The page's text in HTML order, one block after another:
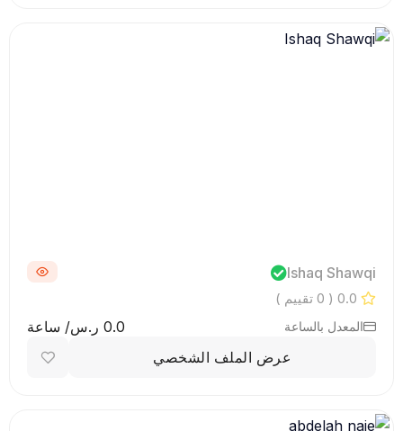
Ishaq Shawqi
0.0 ( 0 تقييم )
المعدل بالساعة
0.0 ر.س/ ساعة
عرض الملف الشخصي